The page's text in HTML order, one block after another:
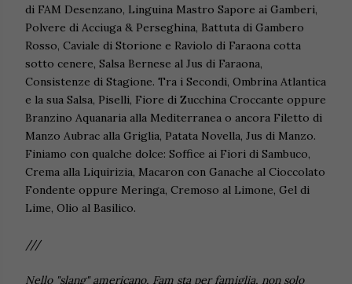
di FAM Desenzano, Linguina Mastro Sapore ai Gamberi,
Polvere di Acciuga & Perseghina, Battuta di Gambero
Rosso, Caviale di Storione e Raviolo di Faraona cotta
sotto cenere, Salsa Bernese al Jus di Faraona,
Consistenze di Stagione. Tra i Secondi, Ombrina Atlantica
e la sua Salsa, Piselli, Fiore di Zucchina Croccante oppure
Branzino Aquanaria alla Mediterranea o ancora Filetto di
Manzo Aubrac alla Griglia, Patata Novella, Jus di Manzo.
Finiamo con qualche dolce: Soffice ai Fiori di Sambuco,
Crema alla Liquirizia, Macaron con Ganache al Cioccolato
Fondente oppure Meringa, Cremoso al Limone, Gel di
Lime, Olio al Basilico.
///
Nello "slang" americano, Fam sta per famiglia, non solo